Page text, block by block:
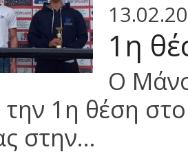
1η
Ο
την 1η θέση
στην...